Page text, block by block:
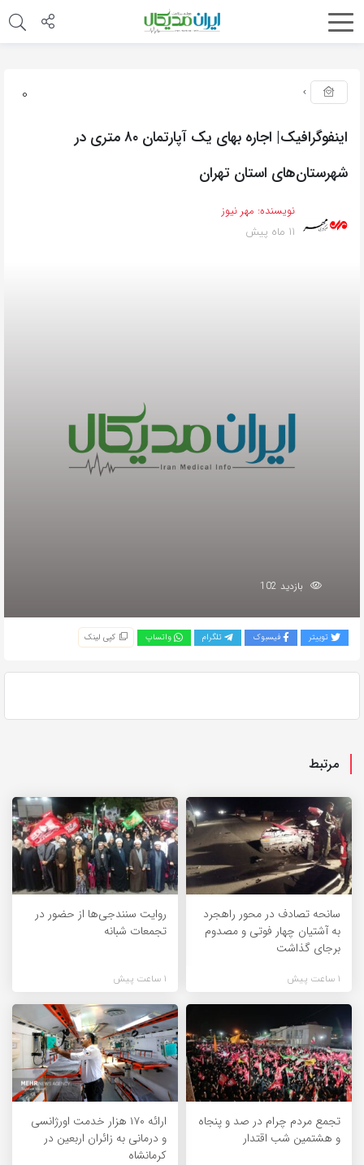
0
اینفوگرافیک| اجاره بهای یک آپارتمان ۸۰ متری در
شهرستان‌های استان تهران
نویسنده: مهر نیوز
11 ماه پیش
بازدید 102
توییتر فیسبوک تلگرام واتساپ کپی لینک
مرتبط
سانحه تصادف در محور راهجرد
به آشتیان چهار فوتی و مصدوم
برجای گذاشت
1 ساعت پیش
روایت سنندجی‌ها از حضور در
تجمعات شبانه
1 ساعت پیش
تجمع مردم چرام در صد و پنجاه
و هشتمین شب اقتدار
ارائه ۱۷۰ هزار خدمت اورژانسی
و درمانی به زائران اربعین در
کرمانشاه